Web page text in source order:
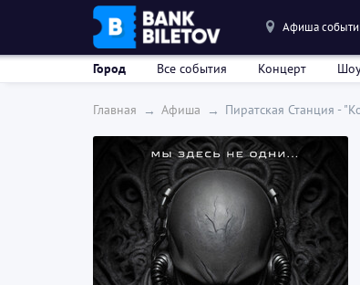
Афиша
Город Все события Концерт
Главная Афиша Пиратская Станция -